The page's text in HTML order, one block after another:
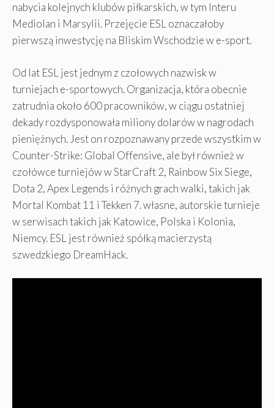
nabycia kolejnych klubów piłkarskich, w tym Interu
Mediolan i Marsylii. Przejęcie ESL oznaczałoby
pierwszą inwestycję na Bliskim Wschodzie w e-sport.
Od lat ESL jest jednym z czołowych nazwisk w
turniejach e-sportowych. Organizacja, która obecnie
zatrudnia około 600 pracowników, w ciągu ostatniej
dekady rozdysponowała miliony dolarów w nagrodach
pieniężnych. Jest on rozpoznawany przede wszystkim w
Counter-Strike: Global Offensive, ale był również w
czołówce turniejów w StarCraft 2, Rainbow Six Siege,
Dota 2, Apex Legends i różnych grach walki, takich jak
Mortal Kombat 11 i Tekken 7. własne, autorskie turnieje
w serwisach takich jak Katowice, Polska i Kolonia,
Niemcy. ESL jest również spółką macierzystą
szwedzkiego DreamHack.